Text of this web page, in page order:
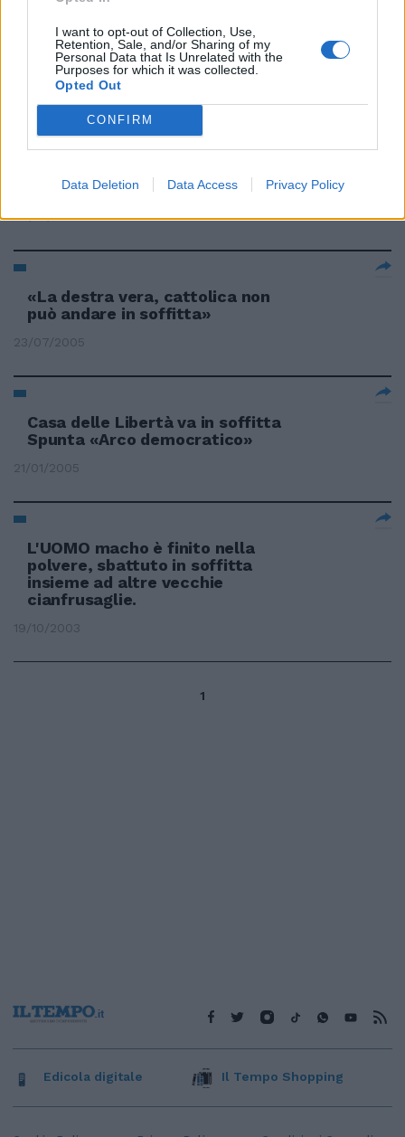
I want to opt-out of Collection, Use,
Retention, Sale, and/or Sharing of my
Personal Data that Is Unrelated with the
Purposes for which it was collected.
Opted Out
CONFIRM
Data Deletion Data Access Privacy Policy
Con un discorso furbissimo
Franceschini ha messo in
soffitta ...
28/02/2009
Il futuro finisce in soffitta
20/01/2007
«La destra vera, cattolica non
può andare in soffitta»
23/07/2005
Casa delle Libertà va in soffitta
Spunta «Arco democratico»
21/01/2005
L'UOMO macho è finito nella
polvere, sbattuto in soffitta
insieme ad altre vecchie
cianfrusaglie.
19/10/2003
1
Edicola digitale Il Tempo Shopping